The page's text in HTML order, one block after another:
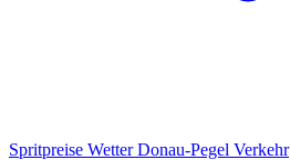
Spritpreise WetterDonau-Pegel Verkehr